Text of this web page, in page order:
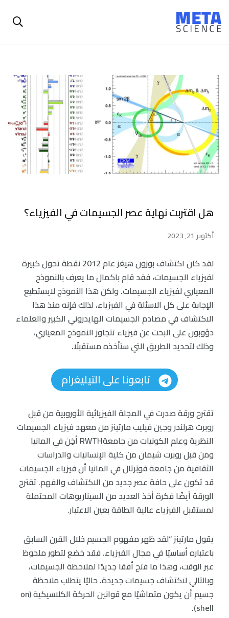
هل اقتربت نهاية عصر الجسيمات في الفيزياء؟
أكتوبر 21, 2023
لقد كان اكتشاف بوزون هيغز عام 2012 نقطة تحول كبيرة
لفيزياء الجسيمات، فقد قام باكمال ما يعرف بالنموذج
المعياري لفيزياء الجسيمات. ولكن هذا النموذج لايستطيع
الإجابة على كل الاسئلة في الفيزياء، لذلك فإنه منذ هذا
الاكتشاف في مصادم الجسيمات الهايدروني الكبير والعلماء
دؤوبون على البحث عن فيزياء تتجاوز النموذج المعياري،
وذلك لتحديد الطريق التي ستأخذه مستقبلًا.
تابعونا على التيليغرام
تقترح ورقة صدرت في المجلة الفيزيائية الأوروبية من قبل
روبرت هرلندر وجين فيليب مارتينز من معهد فيزياء الجسيمات
النظرية وعلم الكونيات من جامعةRWTH أخِن في المانيا
ومن قبل روبرت شيمان من كلية الإنسانيات والدراسات
الثقافية من جامعة فوبَرتال في المانيا أن فيزياء الجسيمات
قد تكون على حافة عصر جديد من الاكتشاف والفهم. تقترح
الورقة أيضًا فكرة أخذ العديد من السيناريوهات المحتملة
لمستقبل الفيزياء عالية الطاقة بعين الاعتبار.
يقول مارتينز “لقد ظهر مفهوم الجسيم خلال القرن السابق
باعتباره أساسيًا في مجال الفيزياء. فقد خضع لتطور ملحوظ
عبر الوقت، وهذا ما فتح أفقا جديدًا لملاحظة الجسيمات،
وبالتالي لاكتشاف جسيمات جديدة. حاليًا يتطلب ملاحظة
جسيم أن يكون متماشيًا مع قوانين الحركة الكلاسيكية (on
shell).